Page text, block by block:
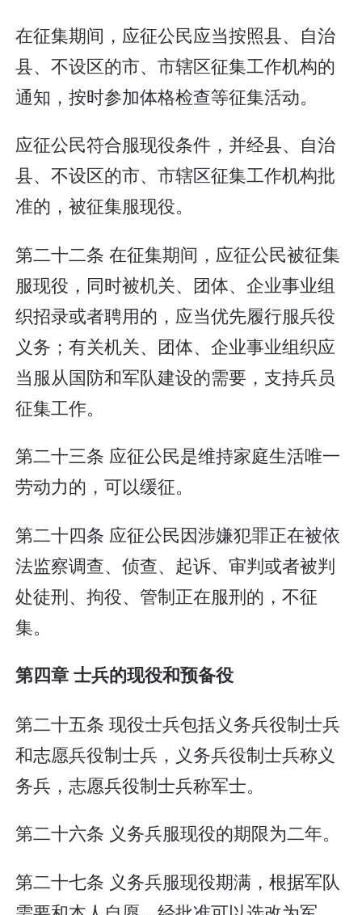
在征集期间，应征公民应当按照县、自治
县、不设区的市、市辖区征集工作机构的
通知，按时参加体格检查等征集活动。
应征公民符合服现役条件，并经县、自治
县、不设区的市、市辖区征集工作机构批
准的，被征集服现役。
第二十二条 在征集期间，应征公民被征集
服现役，同时被机关、团体、企业事业组
织招录或者聘用的，应当优先履行服兵役
义务；有关机关、团体、企业事业组织应
当服从国防和军队建设的需要，支持兵员
征集工作。
第二十三条 应征公民是维持家庭生活唯一
劳动力的，可以缓征。
第二十四条 应征公民因涉嫌犯罪正在被依
法监察调查、侦查、起诉、审判或者被判
处徒刑、拘役、管制正在服刑的，不征
集。
第四章 士兵的现役和预备役
第二十五条 现役士兵包括义务兵役制士兵
和志愿兵役制士兵，义务兵役制士兵称义
务兵，志愿兵役制士兵称军士。
第二十六条 义务兵服现役的期限为二年。
第二十七条 义务兵服现役期满，根据军队